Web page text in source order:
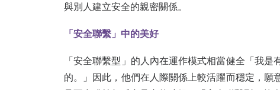
與別人建立安全的親密關係。
「安全聯繫」中的美好
「安全聯繫型」的人內在運作模式相當健全「我
的。」因此，他們在人際關係上較活躍而穩定，